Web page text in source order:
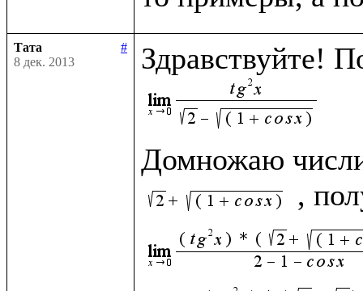
Тата
#
8 дек. 2013
Домножаю